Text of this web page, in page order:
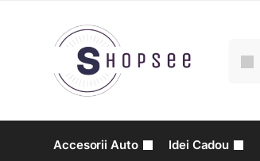
Accesorii Auto Idei Cadou